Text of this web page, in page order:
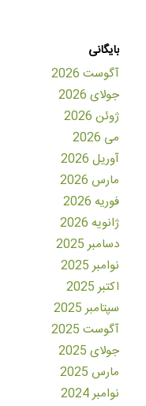
بایگانی
آگوست 2026
جولای 2026
ژوئن 2026
می 2026
آوریل 2026
مارس 2026
فوریه 2026
ژانویه 2026
دسامبر 2025
نوامبر 2025
اکتبر 2025
سپتامبر 2025
آگوست 2025
جولای 2025
مارس 2025
نوامبر 2024